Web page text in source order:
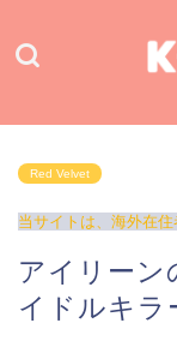
Red Velvet
当サイトは、海外在住
アイリーン
イドルキラ